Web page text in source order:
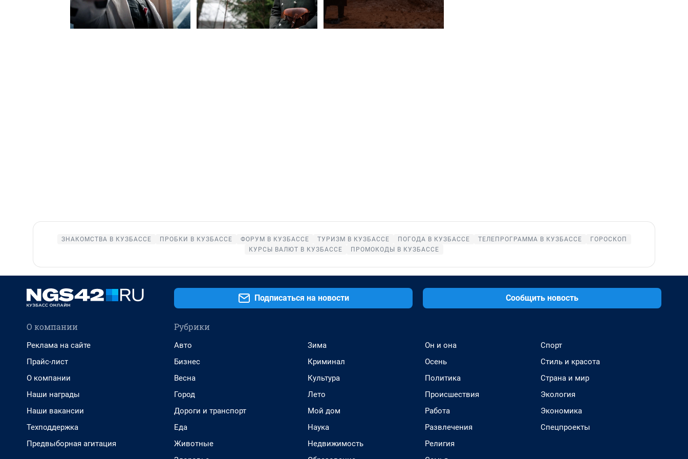
ЗНАКОМСТВА В КУЗБАССЕ ПРОБКИ В КУЗБАССЕ ФОРУМ В КУЗБАССЕ ТУРИЗМ В КУЗБАССЕ ПОГОДА В КУЗБАССЕ ТЕЛЕПРОГРАММА В КУЗБАССЕ
ГОРОСКОП
КУРСЫ ВАЛЮТ В КУЗБАССЕ
ПРОМОКОДЫ В КУЗБАССЕ
Подписаться на новости Сообщить новость
О компании
Реклама на сайте
Прайс-лист
О компании
Наши награды
Наши вакансии
Техподдержка
Предвыборная агитация
Рубрики
Авто
Бизнес
Весна
Город
Дороги и транспорт
Еда
Животные
Зима
Криминал
Культура
Лето
Мой дом
Наука
Недвижимость
Он и она
Осень
Политика
Происшествия
Работа
Развлечения
Религия
Спорт
Стиль и красота
Страна и мир
Экология
Экономика
Спецпроекты